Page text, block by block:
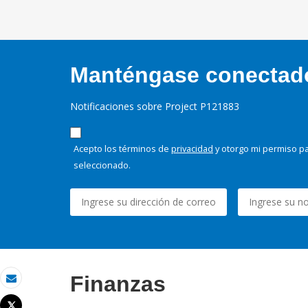
Correo electrónico
Manténgase
Notificaciones sobre Project P121883
Acepto los términos de privacidad y otorgo mi permiso
seleccionado.
Finanzas